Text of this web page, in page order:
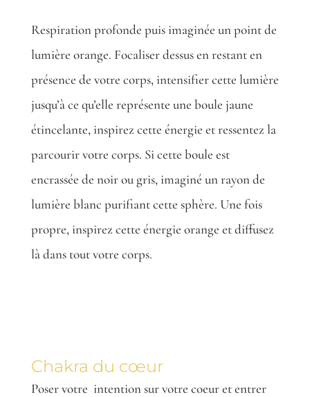
Respiration profonde puis imaginée un point de
lumière orange. Focaliser dessus en restant en
présence de votre corps, intensifier cette lumière
jusqu’à ce qu’elle représente une boule jaune
étincelante, inspirez cette énergie et ressentez la
parcourir votre corps. Si cette boule est
encrassée de noir ou gris, imaginé un rayon de
lumière blanc purifiant cette sphère. Une fois
propre, inspirez cette énergie orange et diffusez
là dans tout votre corps.
Chakra du cœur
Poser votre intention sur votre coeur et entrer